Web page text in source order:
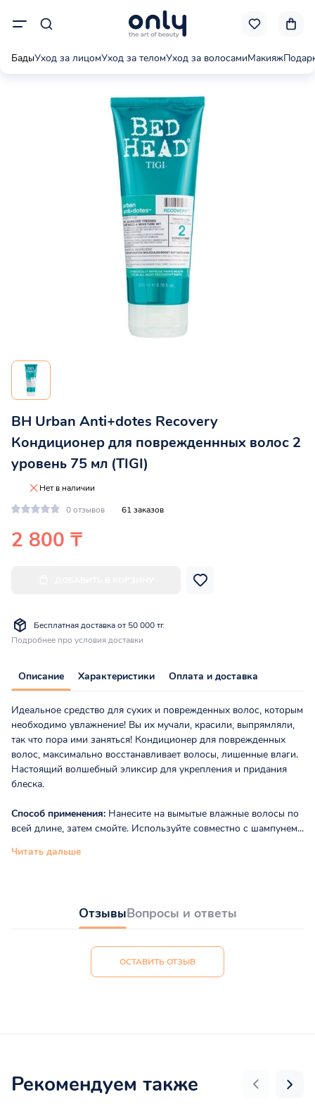
БадыУход за лицомУход за теломУход за волосамиМакияж
BH Urban Anti+dotes Recovery
Кондиционер для поврежденнных волос 2
уровень 75 мл (TIGI)
Нет в наличии
0 отзывов
61 заказов
2 800 ₸
Бесплатная доставка от 50 000 тг.
Подробнее про условия доставки
Описание Характеристики Оплата и доставка
Идеальное средство для сухих и поврежденных волос, которым
необходимо увлажнение! Вы их мучали, красили, выпрямляли,
так что пора ими заняться! Кондиционер для поврежденных
волос, максимально восстанавливает волосы, лишенные влаги.
Настоящий волшебный эликсир для укрепления и придания
блеска.
Способ применения: Нанесите на вымытые влажные волосы по
всей длине, затем смойте. Используйте совместно с шампунем...
Читать дальше
ОтзывыВопросы и ответы
ОСТАВИТЬ ОТЗЫВ
Рекомендуем также